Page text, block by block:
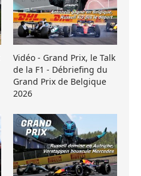
Vidéo - Grand Prix, le Talk
de la F1 - Débriefing du
Grand Prix de Belgique
2026